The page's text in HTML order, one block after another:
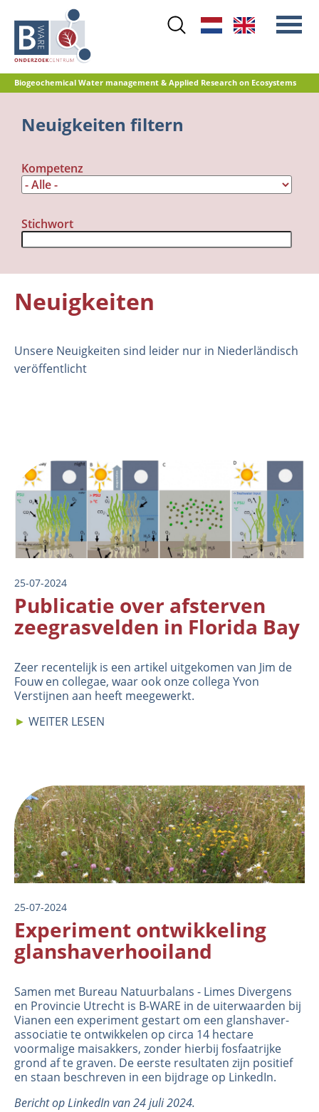
main
content
Biogeochemical Water management & Applied Research on Ecosystems
Main
menuStickstoff
Renaturierungsmanagement
Renaturierung Landwirtschaftlicher
Torfoxidation und
Treibhausgasemissionen
Organisation
Mitarbeiter
Feld- und Laborexperimente
Feldarbeit
Neuigkeiten filtern
Kompetenz
Stichwort
Neuigkeiten
Unsere Neuigkeiten sind leider nur in Niederländisch
veröffentlicht
Image
25-07-2024
Publicatie over afsterven
zeegrasvelden in Florida Bay
Zeer recentelijk is een artikel uitgekomen van Jim de
Fouw en collegae, waar ook onze collega Yvon
Verstijnen aan heeft meegewerkt.
► WEITER LESEN
Image
25-07-2024
Experiment ontwikkeling
glanshaverhooiland
Samen met Bureau Natuurbalans - Limes Divergens
en Provincie Utrecht is B-WARE in de uiterwaarden bij
Vianen een experiment gestart om een glanshaver-
associatie te ontwikkelen op circa 14 hectare
voormalige maisakkers, zonder hierbij fosfaatrijke
grond af te graven. De eerste resultaten zijn positief
en staan beschreven in een bijdrage op LinkedIn.
Bericht op LinkedIn van 24 juli 2024.